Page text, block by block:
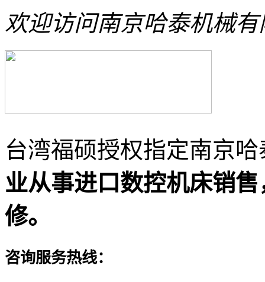
欢迎访问南京哈泰机械
台湾福硕授权指定南京
业从事进口数控机床销
修。
咨询服务热线：